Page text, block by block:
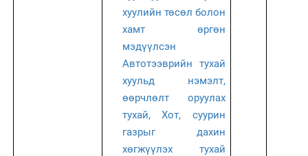
хуулийн төсөл болон
хамт өргөн
мэдүүлсэн
Автотээврийн тухай
хуульд нэмэлт,
өөрчлөлт оруулах
тухай, Хот, суурин
газрыг дахин
хөгжүүлэх тухай